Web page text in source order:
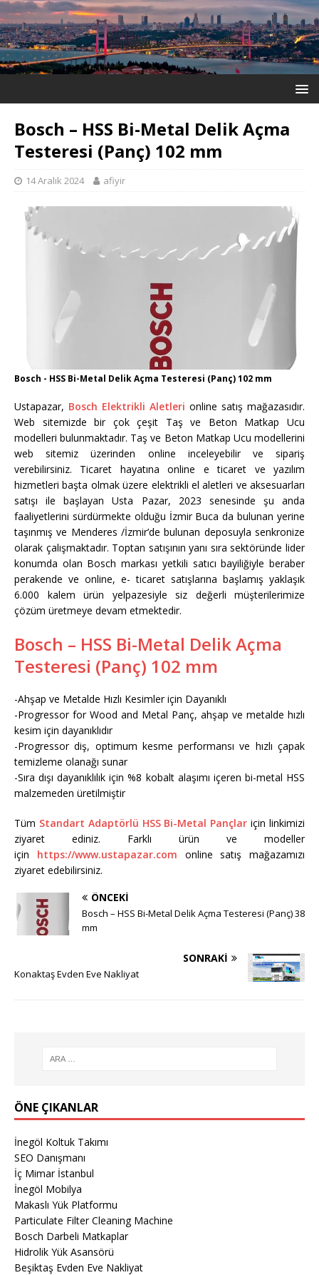
Bosch – HSS Bi-Metal Delik Açma
Testeresi (Panç) 102 mm
14 Aralık 2024 afiyir
Bosch - HSS Bi-Metal Delik Açma Testeresi (Panç) 102 mm
Ustapazar, Bosch Elektrikli Aletleri online satış mağazasıdır.
Web sitemizde bir çok çeşit Taş ve Beton Matkap Ucu
modelleri bulunmaktadır. Taş ve Beton Matkap Ucu modellerini
web sitemiz üzerinden online inceleyebilir ve sipariş
verebilirsiniz. Ticaret hayatına online e ticaret ve yazılım
hizmetleri başta olmak üzere elektrikli el aletleri ve aksesuarları
satışı ile başlayan Usta Pazar, 2023 senesinde şu anda
faaliyetlerini sürdürmekte olduğu İzmir Buca da bulunan yerine
taşınmış ve Menderes /İzmir’de bulunan deposuyla senkronize
olarak çalışmaktadır. Toptan satışının yanı sıra sektöründe lider
konumda olan Bosch markası yetkili satıcı bayiliğiyle beraber
perakende ve online, e- ticaret satışlarına başlamış yaklaşık
6.000 kalem ürün yelpazesiyle siz değerli müşterilerimize
çözüm üretmeye devam etmektedir.
Bosch – HSS Bi-Metal Delik Açma
Testeresi (Panç) 102 mm
-Ahşap ve Metalde Hızlı Kesimler için Dayanıklı
-Progressor for Wood and Metal Panç, ahşap ve metalde hızlı
kesim için dayanıklıdır
-Progressor diş, optimum kesme performansı ve hızlı çapak
temizleme olanağı sunar
-Sıra dışı dayanıklılık için %8 kobalt alaşımı içeren bi-metal HSS
malzemeden üretilmiştir
Tüm Standart Adaptörlü HSS Bi-Metal Pançlar için linkimizi
ziyaret ediniz. Farklı ürün ve modeller
için https://www.ustapazar.com online satış mağazamızı
ziyaret edebilirsiniz.
ÖNCEKI
Bosch – HSS Bi-Metal Delik Açma Testeresi (Panç) 38
mm
SONRAKI
Konaktaş Evden Eve Nakliyat
ÖNE ÇIKANLAR
İnegöl Koltuk Takımı
SEO Danışmanı
İç Mimar İstanbul
İnegöl Mobilya
Makaslı Yük Platformu
Particulate Filter Cleaning Machine
Bosch Darbeli Matkaplar
Hidrolik Yük Asansörü
Beşiktaş Evden Eve Nakliyat